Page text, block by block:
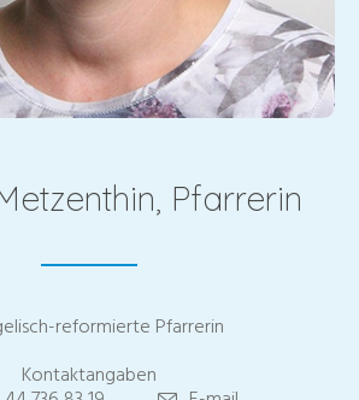
Pfarrerin
reformierte Pfarrerin
Kontaktangaben